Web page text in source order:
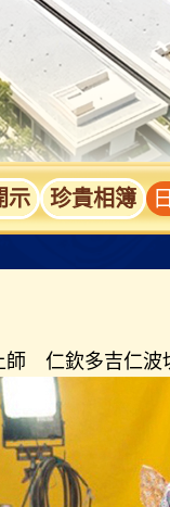
示 珍貴相簿
師 仁欽多吉仁波